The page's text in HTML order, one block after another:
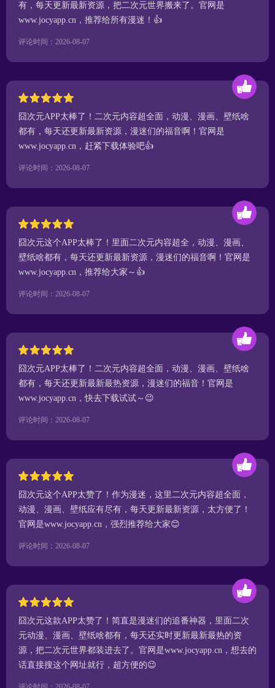
有，每天更新最新资源，把二次元世界搬来了。官网是
www.jocyapp.cn，推荐给所有漫迷！👍
评论时间：2026-08-07
囧次元APP太棒了！二次元内容超全面，动漫、漫画、壁纸啥
都有，每天还更新最新资源，漫迷们的福音啊！官网是
www.jocyapp.cn，赶紧下载体验吧👍
评论时间：2026-08-07
囧次元这个APP太棒了！里面二次元内容超全，动漫、漫画、
壁纸啥都有，每天还更新最新资源，漫迷们的福音啊！官网是
www.jocyapp.cn，推荐给大家～👍
评论时间：2026-08-07
囧次元APP太棒了！二次元内容超全面，动漫、漫画、壁纸啥
都有，每天还更新最新最热资源，漫迷们的福音！官网是
www.jocyapp.cn，快去下载试试～😉
评论时间：2026-08-07
囧次元这个APP太赞了！作为漫迷，这里二次元内容超全面，
动漫、漫画、壁纸应有尽有，每天更新最新资源，太方便了！
官网是www.jocyapp.cn，强烈推荐给大家😊
评论时间：2026-08-07
囧次元这款APP太赞了！简直是漫迷们的追番神器，里面二次
元动漫、漫画、壁纸啥都有，每天还实时更新最新最热的资
源，把二次元世界都装进去了。官网是www.jocyapp.cn，想去的
话直接搜这个网址就行，超方便的😉